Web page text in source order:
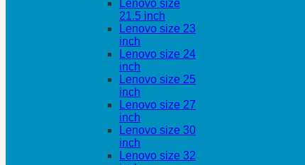
Lenovo size
21.5 inch
Lenovo size 23
inch
Lenovo size 24
inch
Lenovo size 25
inch
Lenovo size 27
inch
Lenovo size 30
inch
Lenovo size 32